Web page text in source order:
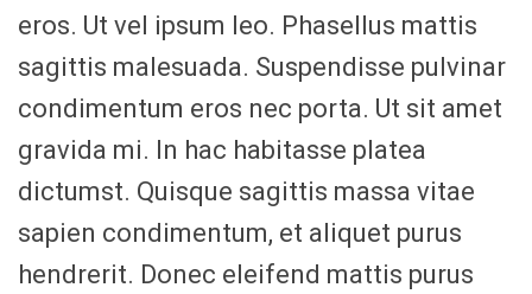
eros. Ut vel ipsum leo. Phasellus mattis
sagittis malesuada. Suspendisse pulvinar
condimentum eros nec porta. Ut sit amet
gravida mi. In hac habitasse platea
dictumst. Quisque sagittis massa vitae
sapien condimentum, et aliquet purus
hendrerit. Donec eleifend mattis purus